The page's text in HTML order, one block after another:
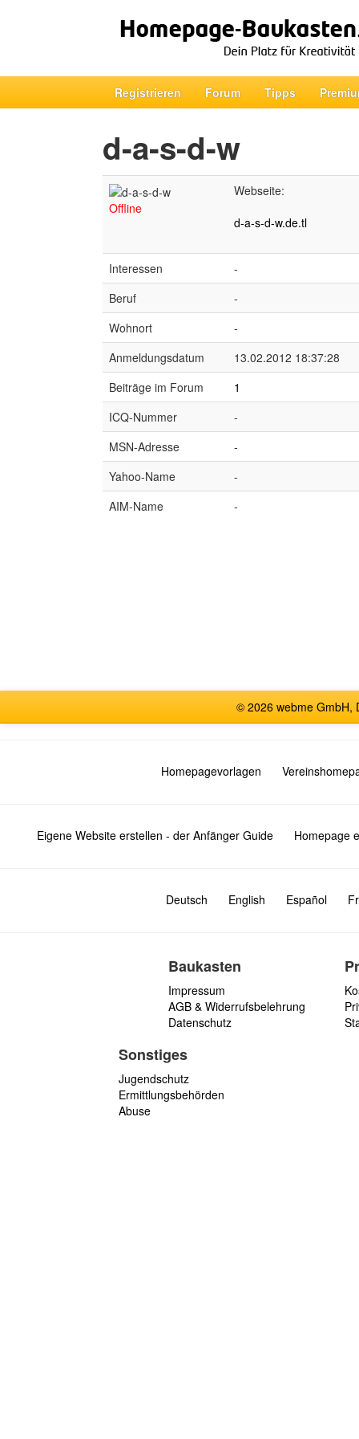
Registrieren Forum Tipps
d-a-s-d-w
Offline
Webseite:
d-a-s-d-w.de.tl
Interessen
-
Beruf
-
Wohnort
-
Anmeldungsdatum
13.02.2012 18:37:28
Beiträge im Forum
1
ICQ-Nummer
-
MSN-Adresse
-
Yahoo-Name
-
AIM-Name
-
© 2026 webme GmbH,
Homepagevorlagen
Eigene Website erstellen - der Anfänger Guide Homepage
Deutsch English Español
Baukasten
Impressum
AGB & Widerrufsbelehrung
Datenschutz
Sonstiges
Jugendschutz
Ermittlungsbehörden
Abuse